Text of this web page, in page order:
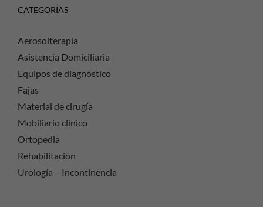
CATEGORÍAS
Aerosolterapia
Asistencia Domiciliaria
Equipos de diagnóstico
Fajas
Material de cirugía
Mobiliario clínico
Ortopedia
Rehabilitación
Urología – Incontinencia